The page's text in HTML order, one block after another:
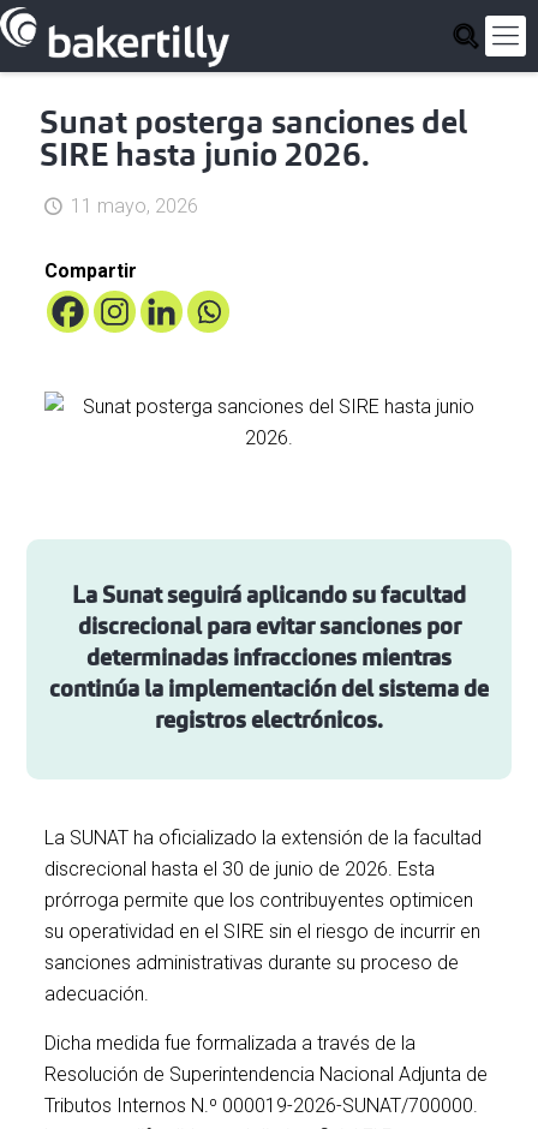
Sunat posterga sanciones del
SIRE hasta junio 2026.
11 mayo, 2026
Compartir
La Sunat seguirá aplicando su facultad
discrecional para evitar sanciones por
determinadas infracciones mientras
continúa la implementación del sistema de
registros electrónicos.
La SUNAT ha oficializado la extensión de la facultad
discrecional hasta el 30 de junio de 2026. Esta
prórroga permite que los contribuyentes optimicen
su operatividad en el SIRE sin el riesgo de incurrir en
sanciones administrativas durante su proceso de
adecuación.
Dicha medida fue formalizada a través de la
Resolución de Superintendencia Nacional Adjunta de
Tributos Internos N.º 000019-2026-SUNAT/700000.